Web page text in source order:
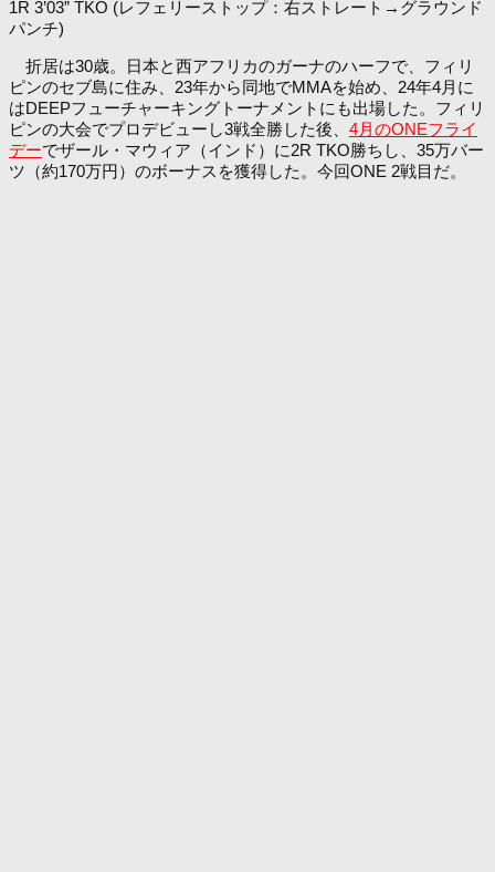
1R 3’03” TKO (レフェリーストップ：右ストレート→グラウンド
パンチ)
折居は30歳。日本と西アフリカのガーナのハーフで、フィリ
ピンのセブ島に住み、23年から同地でMMAを始め、24年4月に
はDEEPフューチャーキングトーナメントにも出場した。フィリ
ピンの大会でプロデビューし3戦全勝した後、 4月のONEフライ
デーでザール・マウィア（インド）に2R TKO勝ちし、35万バー
ツ（約170万円）のボーナスを獲得した。今回ONE 2戦目だ。